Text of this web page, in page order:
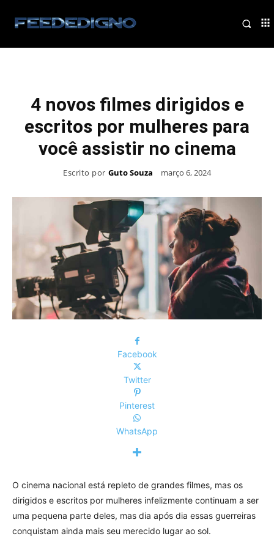
4 novos filmes dirigidos e
escritos por mulheres para
você assistir no cinema
Escrito por Guto Souza março 6, 2024
Facebook
Twitter
Pinterest
WhatsApp
O cinema nacional está repleto de grandes filmes, mas os
dirigidos e escritos por mulheres infelizmente continuam a ser
uma pequena parte deles, mas dia após dia essas guerreiras
conquistam ainda mais seu merecido lugar ao sol.